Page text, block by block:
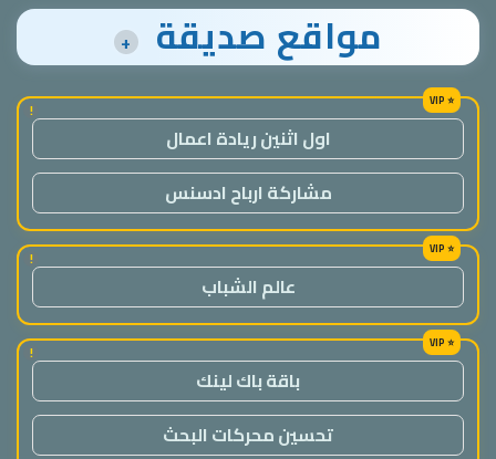
مواقع صديقة +
!
اول اثنين ريادة اعمال
مشاركة ارباح ادسنس
!
عالم الشباب
!
باقة باك لينك
تحسين محركات البحث